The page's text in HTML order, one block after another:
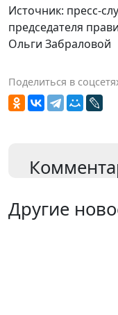
Источник: пресс-
председателя
Ольги Забраловой
Поделиться в
Другие